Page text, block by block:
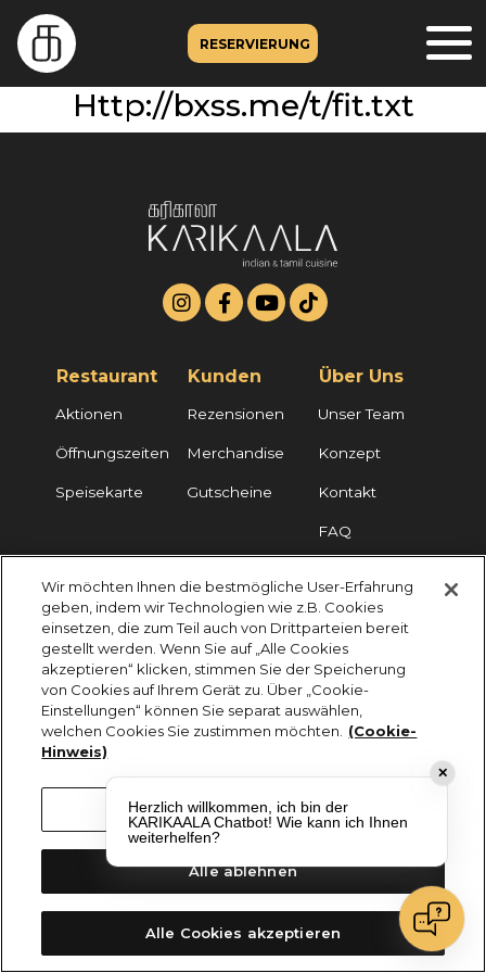
RESERVIERUNG
Http://bxss.me/t/fit.txt
Restaurant
Aktionen
Öffnungszeiten
Speisekarte
Kunden
Rezensionen
Merchandise
Gutscheine
Über Uns
Unser Team
Konzept
Kontakt
FAQ
Impressum Cookies Datenschutz
KARIKAALA ©2026 - Saily Food Service GmbH
Alle Rechte vorbehalten
✕
Herzlich willkommen, ich bin der
KARIKAALA Chatbot! Wie kann ich Ihnen
weiterhelfen?
Wir möchten Ihnen die bestmögliche User-Erfahrung
geben, indem wir Technologien wie z.B. Cookies
einsetzen, die zum Teil auch von Drittparteien bereit
gestellt werden. Wenn Sie auf „Alle Cookies
akzeptieren“ klicken, stimmen Sie der Speicherung
von Cookies auf Ihrem Gerät zu. Über „Cookie-
Einstellungen“ können Sie separat auswählen,
welchen Cookies Sie zustimmen möchten.
(Cookie-
Hinweis)
Cookie-Einstellungen
Alle ablehnen
Alle Cookies akzeptieren